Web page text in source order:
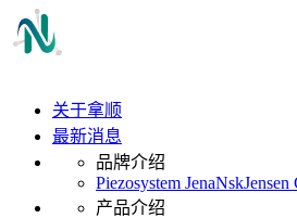
关于拿顺
最新消息
品牌介绍
Piezosystem JenaNskJensen
产品介绍